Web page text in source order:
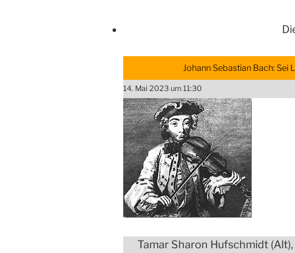
Johann Sebastian Bach: Sei
14. Mai 2023 um 11:30
Tamar Sharon Hufschmidt